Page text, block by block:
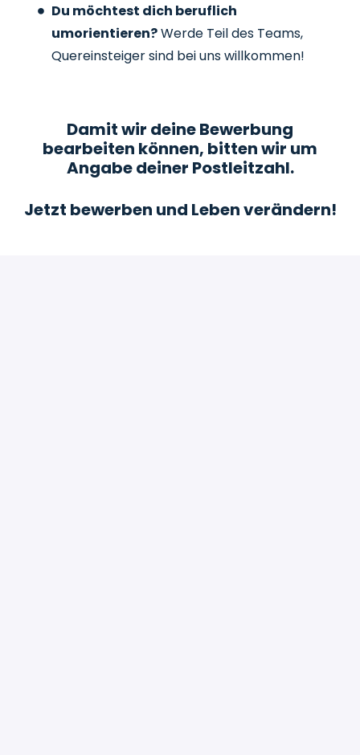
Du möchtest dich beruflich
umorientieren?Werde Teil des Teams,
Quereinsteiger sind bei uns willkommen!
Damit wir deine Bewerbung
bearbeiten können, bitten wir um
Angabe deiner Postleitzahl.
Jetzt bewerben und Leben verändern!